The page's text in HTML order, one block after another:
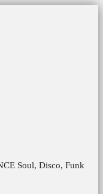
Soul, Disco, Funk